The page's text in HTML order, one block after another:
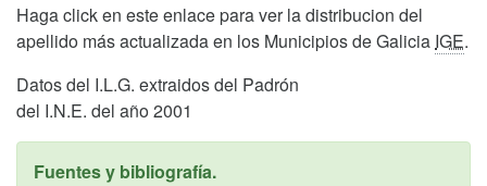
Haga click en este enlace para ver la distribucion del
apellido más actualizada en los Municipios de Galicia IGE.
Datos del I.L.G. extraidos del Padrón
del I.N.E. del año 2001
Fuentes y bibliografía.